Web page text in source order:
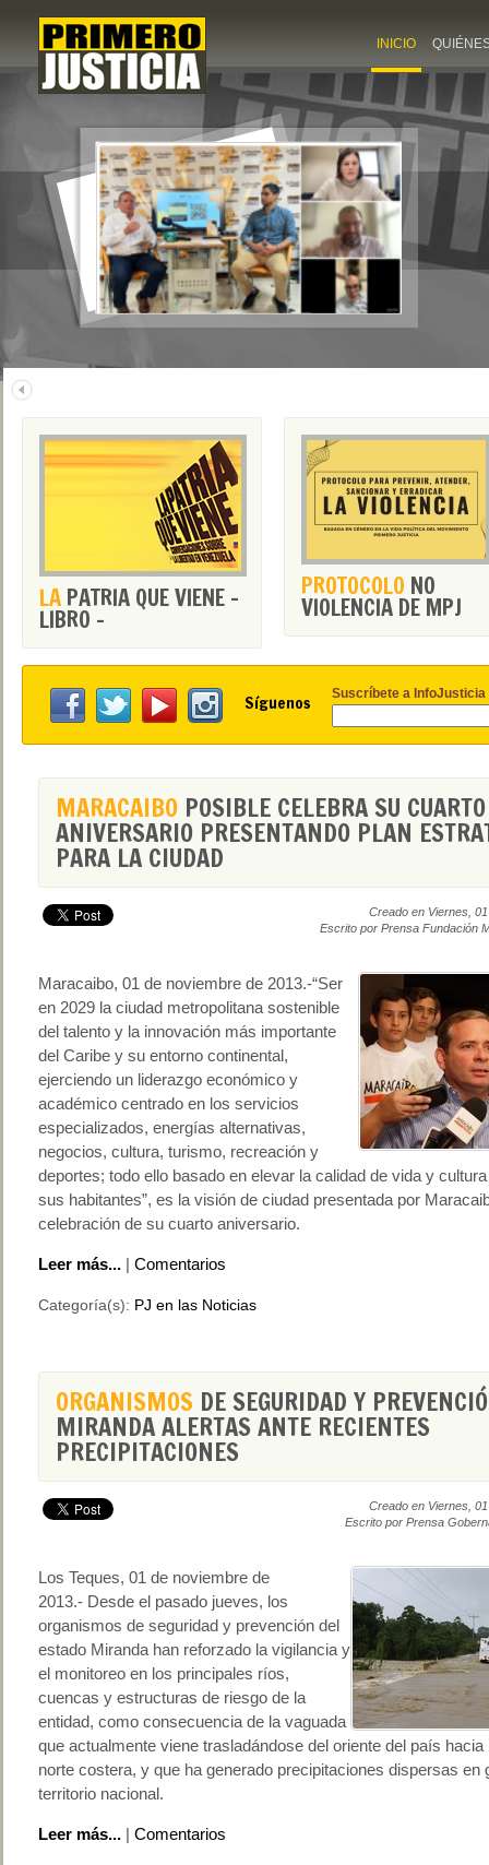
INICIO
LA PATRIA QUE VIENE -
LIBRO -
PROTOCOLO NO
VIOLENCIA DE MPJ
Síguenos Suscríbete a InfoJusticia
MARACAIBO POSIBLE CELEBRA SU CUARTO
ANIVERSARIO PRESENTANDO PLAN
PARA LA CIUDAD
Creado en Viernes,
Escrito por Prensa Fundación
Maracaibo, 01 de noviembre de 2013.-“Ser
en 2029 la ciudad metropolitana sostenible
del talento y la innovación más importante
del Caribe y su entorno continental,
ejerciendo un liderazgo económico y
académico centrado en los servicios
especializados, energías alternativas,
negocios, cultura, turismo, recreación y
deportes; todo ello basado en elevar la calidad de vida y
sus habitantes”, es la visión de ciudad presentada por
celebración de su cuarto aniversario.
Leer más... | Comentarios
Categoría(s): PJ en las Noticias
ORGANISMOS DE SEGURIDAD Y
MIRANDA ALERTAS ANTE RECIENTES
PRECIPITACIONES
Creado en Viernes,
Escrito por Prensa
Los Teques, 01 de noviembre de
2013.- Desde el pasado jueves, los
organismos de seguridad y prevención del
estado Miranda han reforzado la vigilancia y
el monitoreo en los principales ríos,
cuencas y estructuras de riesgo de la
entidad, como consecuencia de la vaguada
que actualmente viene trasladándose del oriente del país
norte costera, y que ha generado precipitaciones dispersas en
territorio nacional.
Leer más... | Comentarios